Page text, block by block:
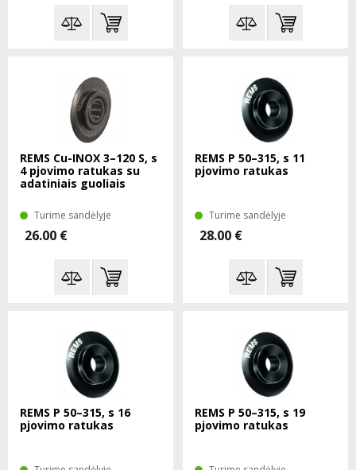
REMS Cu-INOX 3–120 S, s
4 pjovimo ratukas su
adatiniais guoliais
Turime sandėlyje
26.00 €
REMS P 50–315, s 11
pjovimo ratukas
Turime sandėlyje
28.00 €
REMS P 50–315, s 16
pjovimo ratukas
REMS P 50–315, s 19
pjovimo ratukas